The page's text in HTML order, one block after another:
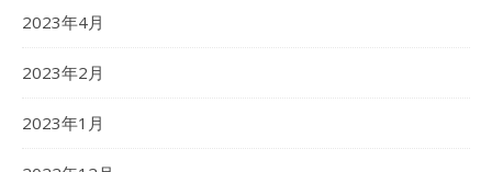
2023年4月
2023年2月
2023年1月